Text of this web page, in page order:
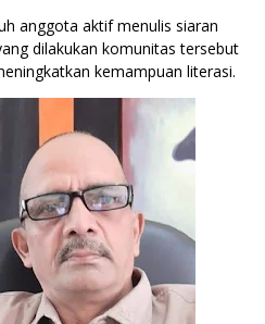
anggota aktif menulis siaran
dilakukan komunitas tersebut
kemampuan literasi.